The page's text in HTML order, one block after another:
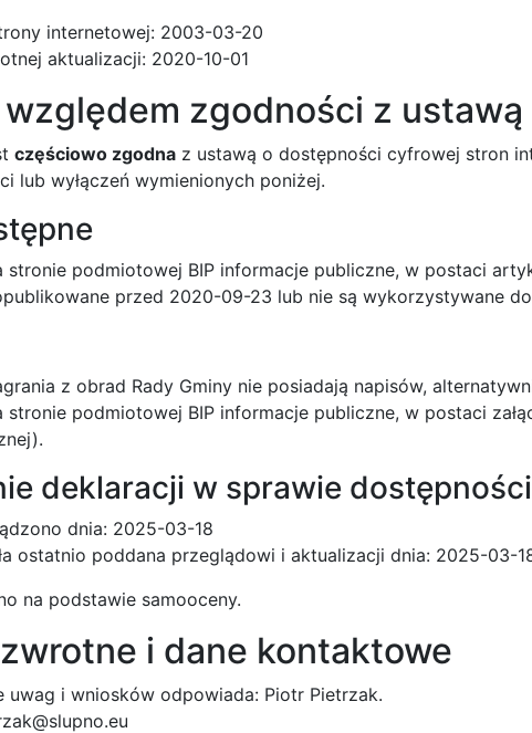
internetowej: 2003-03-20
aktualizacji: 2020-10-01
zgodności z ustawą
częściowo zgodna z ustawą o dostępności cyfrowej stron
lub wyłączeń wymienionych poniżej.
stronie podmiotowej BIP informacje publiczne, w postaci
przed 2020-09-23 lub nie są wykorzystywane
z obrad Rady Gminy nie posiadają napisów,
stronie podmiotowej BIP informacje publiczne, w postaci
deklaracji w sprawie dostępności
dnia: 2025-03-18
ostatnio poddana przeglądowi i aktualizacji dnia: 2025-03-
na podstawie samooceny.
i dane kontaktowe
uwag i wniosków odpowiada: Piotr Pietrzak.